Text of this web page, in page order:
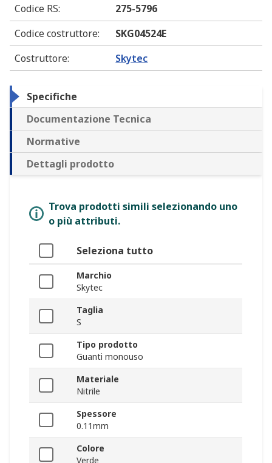
Codice RS:
275-5796
Codice costruttore:
SKG04524E
Costruttore: Skytec
Specifiche
Documentazione Tecnica
Normative
Dettagli prodotto
Trova prodotti simili selezionando uno
o più attributi.
Seleziona tutto
Marchio
Skytec
Taglia
S
Tipo prodotto
Guanti monouso
Materiale
Nitrile
Spessore
0.11mm
Colore
Verde